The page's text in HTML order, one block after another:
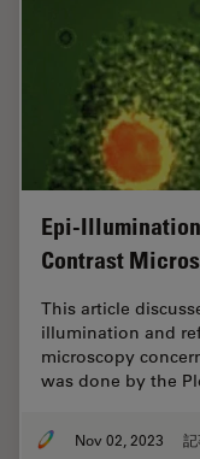
Epi-
Contrast
This article
illumination and
microscopy
was done by the
Nov 02, 2023